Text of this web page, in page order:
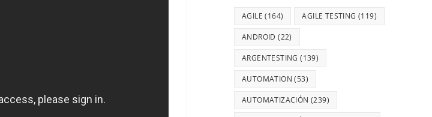
AGILE (164) AGILE TESTING (119)
ANDROID (22)
ARGENTESTING (139)
AUTOMATION (53)
AUTOMATIZACIÓN (239)